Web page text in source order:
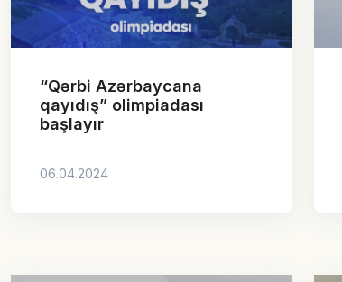
“Qərbi Azərbaycana
qayıdış” olimpiadası
başlayır
06.04.2024